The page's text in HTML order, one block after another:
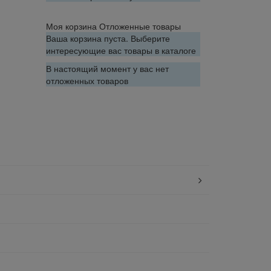
Моя корзина Отложенные товары
Ваша корзина пуста. Выберите
интересующие вас товары в каталоге
В настоящий момент у вас нет
отложенных товаров